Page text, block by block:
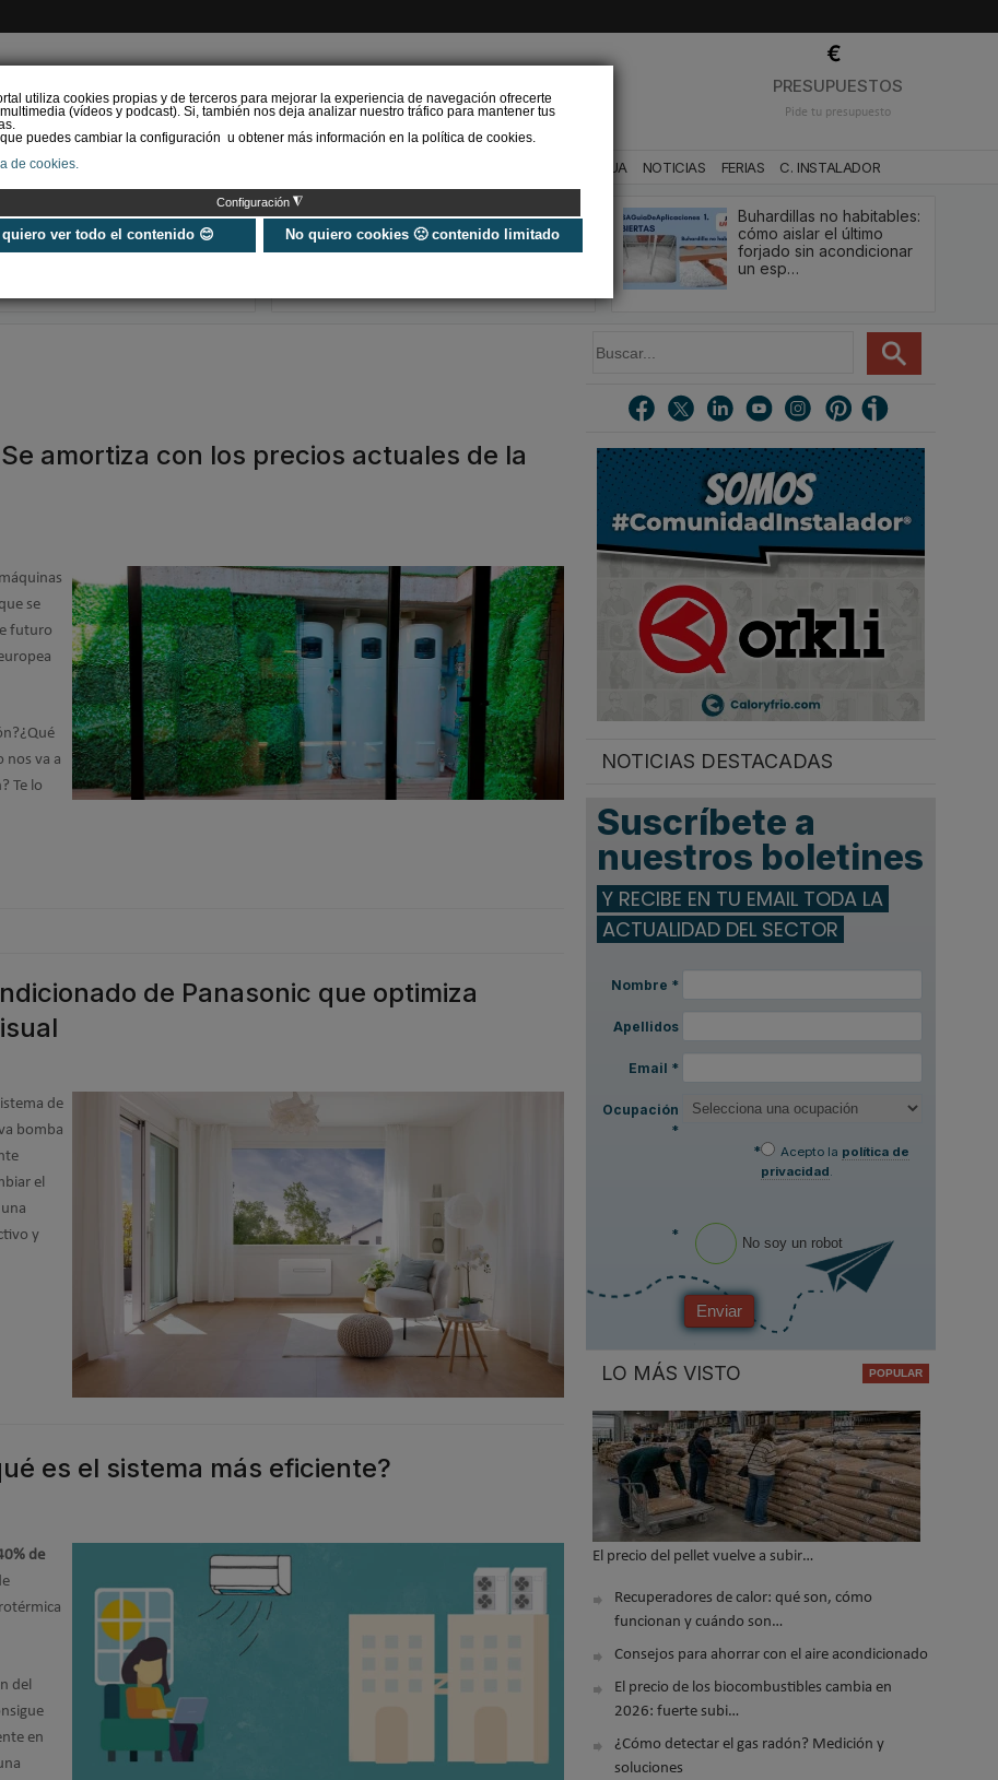
utiliza cookies propias y de terceros para mejorar la experiencia de navegación ofrecerte
(vídeos y podcast). Si, también nos deja analizar nuestro tráfico para mantener tus
puedes cambiar la configuración u obtener más información en la política de cookies.
de cookies.
Configuración ◮
ver todo el contenido 😊 No quiero cookies 🙁 contenido limitado
PRESUPUESTOS
Pide tu presupuesto
RENOVABLES BAÑO Y AGUA NOTICIAS FERIAS C. INSTALADOR
Universo Aniversario - Un
año, muchos momentos
Verifactu en
climatización: qué le va a
exigir la ley a tu
Buhardillas no habitables:
cómo aislar el último
forjado sin acondicionar
un esp…
amortiza con los precios actuales de la
se
futuro
nos va a
Te lo
de Panasonic que optimiza
de
bomba
el
y
es el sistema más eficiente?
de
del
en
u
r
NOTICIAS DESTACADAS
Suscríbete a
nuestros boletines
Y RECIBE EN TU EMAIL TODA LA
ACTUALIDAD DEL SECTOR
Nombre *
Apellidos
Email *
Ocupación
*
*
Acepto la política de
privacidad.
* No soy un robot
Enviar
LO MÁS VISTO
El precio del pellet vuelve a subir…
Recuperadores de calor: qué son, cómo
funcionan y cuándo son…
Consejos para ahorrar con el aire acondicionado
El precio de los biocombustibles cambia en
2026: fuerte subi…
¿Cómo detectar el gas radón? Medición y
soluciones